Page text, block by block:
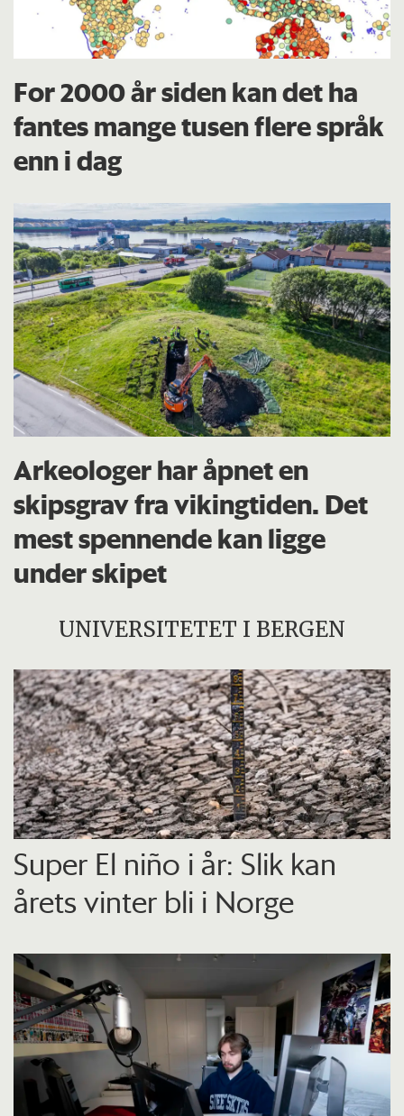
For 2000 år siden kan det ha
fantes mange tusen flere språk
enn i dag
Arkeologer har åpnet en
skipsgrav fra vikingtiden. Det
mest spennende kan ligge
under skipet
UNIVERSITETET I BERGEN
Super El niño i år: Slik kan
årets vinter bli i Norge